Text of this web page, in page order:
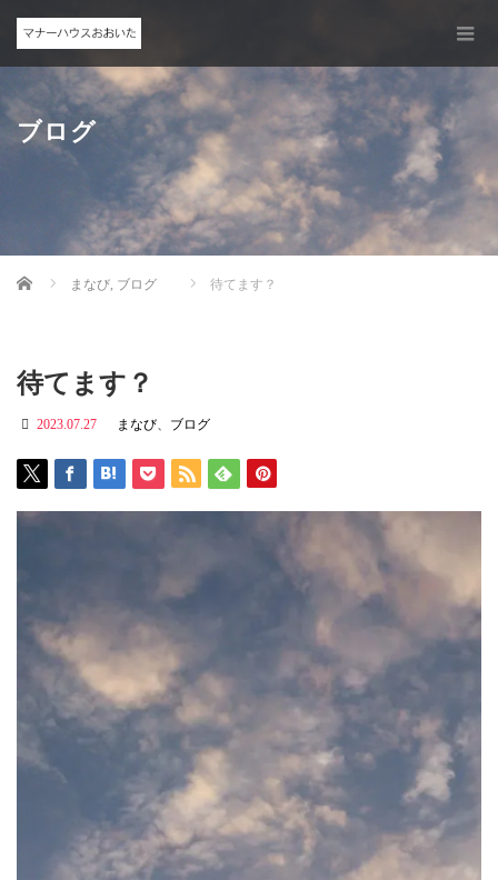
ブログ
Home まなび, ブログ 待てます？
待てます？
2023.07.27 まなび、 ブログ